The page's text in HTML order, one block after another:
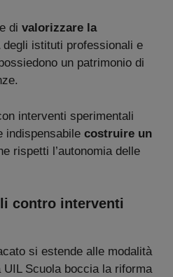
di valorizzare la
degli istituti professionali e
un patrimonio di
interventi sperimentali
indispensabile costruire un
rispetti l’autonomia delle
contro interventi
si estende alle modalità
Scuola boccia la riforma